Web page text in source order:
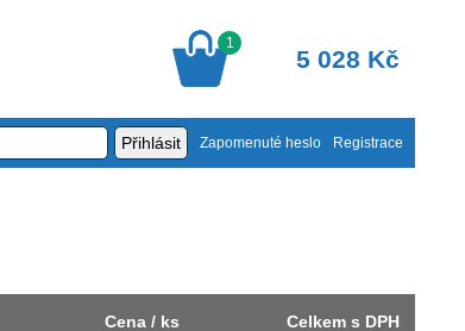
1
5 028 Kč
Zapomenuté heslo Registrace
Cena / ks Celkem s DPH